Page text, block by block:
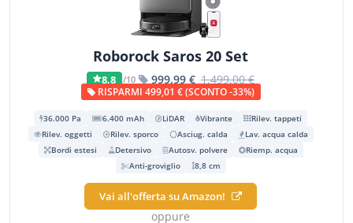
Roborock Saros 20 Set
8,8 /10 999,99 € 1.499,00 €
RISPARMI 499,01 € (SCONTO -33%)
36.000 Pa 6.400 mAh LiDAR Vibrante
Rilev. tappeti
Rilev. oggetti
Rilev. sporco Asciug. calda
Lav. acqua calda
Bordi estesi
Detersivo Autosv. polvere
Riemp. acqua
Anti-groviglio
8,8 cm
Vai all'offerta su Amazon!
oppure